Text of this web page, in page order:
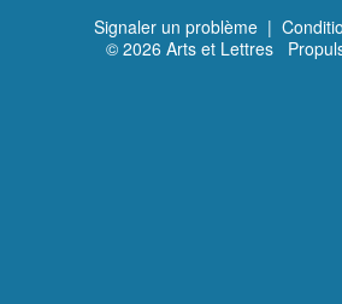
Signaler un problème |
© 2026 Arts et Lettres